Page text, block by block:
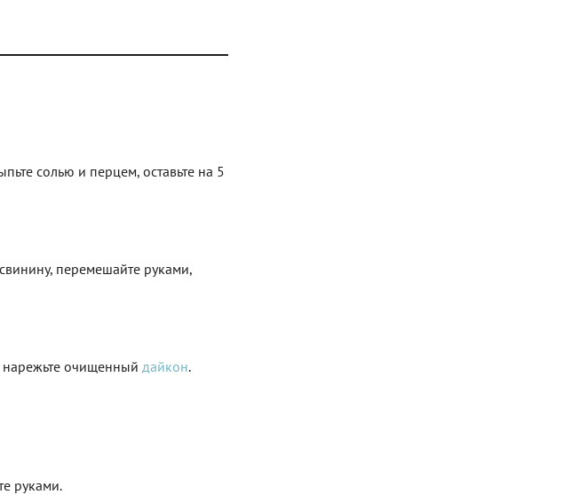
солью и перцем, оставьте на 5
перемешайте руками,
нарежьте очищенный дайкон.
руками.